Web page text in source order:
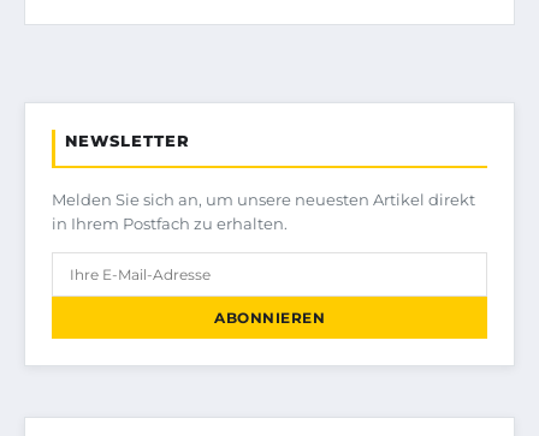
NEWSLETTER
Melden Sie sich an, um unsere neuesten Artikel direkt
in Ihrem Postfach zu erhalten.
ABONNIEREN